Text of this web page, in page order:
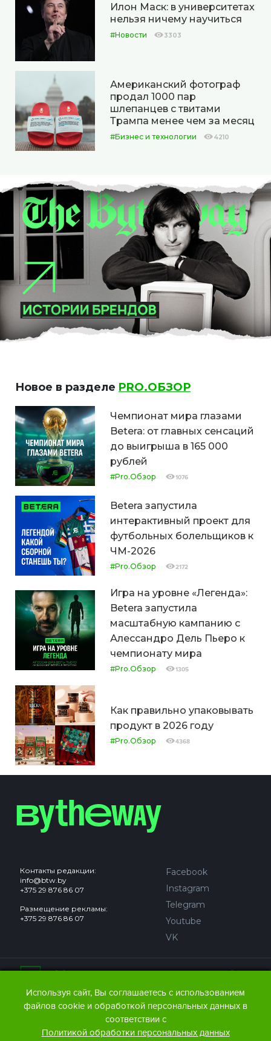
Илон Маск: в университетах
нельзя ничему научиться
#Новости 3303
Американский фотограф
продал 1000 пар
шлепанцев с твитами
Трампа менее чем за месяц
#Бизнес и технологии 4210
Новое в разделе PRO.ОБЗОР
Чемпионат мира глазами
Betera: от главных сенсаций
до выигрыша в 165 000
рублей
#Pro.Обзор 1076
Betera запустила
интерактивный проект для
футбольных болельщиков к
ЧМ-2026
#Pro.Обзор 2172
Игра на уровне «Легенда»:
Betera запустила
масштабную кампанию с
Алессандро Дель Пьеро к
чемпионату мира
#Pro.Обзор 1305
Как правильно упаковывать
продукт в 2026 году
#Pro.Обзор 4368
Контакты редакции:
info@btw.by
+375 29 876 86 07
Размещение рекламы:
+375 29 876 86 07
Facebook
Instagram
Telegram
Youtube
VK
Сайт может содержать контент, не предназначенный для
© 2016 – 2026 ООО
материалов The Bytheway ссылка
Используя сайт, Вы соглашаетесь с использованием
файлов cookie и обработкой персональных данных в
соответствии с
Политикой обработки персональных данных